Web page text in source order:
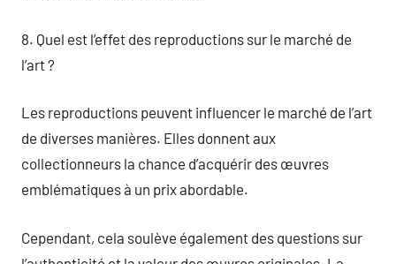
8. Quel est l’effet des reproductions sur le marché de
l’art ?
Les reproductions peuvent influencer le marché de l’art
de diverses manières. Elles donnent aux
collectionneurs la chance d’acquérir des œuvres
emblématiques à un prix abordable.
Cependant, cela soulève également des questions sur